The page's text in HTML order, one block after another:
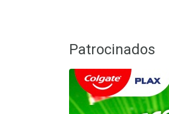
Patrocinados